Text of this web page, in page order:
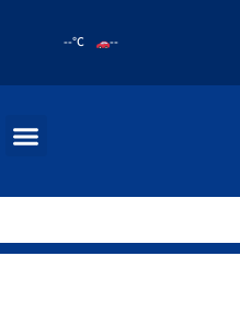
--°C --